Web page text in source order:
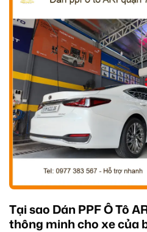
Tại sao Dán PPF Ô Tô
thông minh cho xe của